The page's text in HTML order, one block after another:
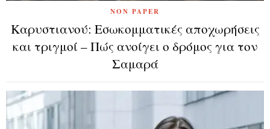
NON PAPER
Καρυστιανού: Εσωκομματικές αποχωρήσεις
και τριγμοί – Πώς ανοίγει ο δρόμος για τον
Σαμαρά